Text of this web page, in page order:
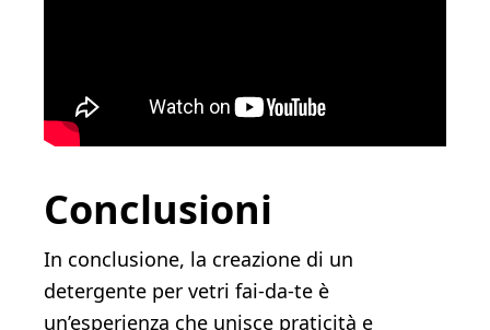
Conclusioni
In conclusione, la creazione di un
detergente per vetri fai-da-te è
un’esperienza che unisce praticità e